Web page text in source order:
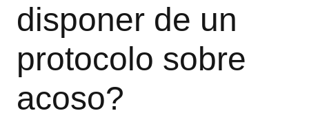
disponer de un
protocolo sobre
acoso?